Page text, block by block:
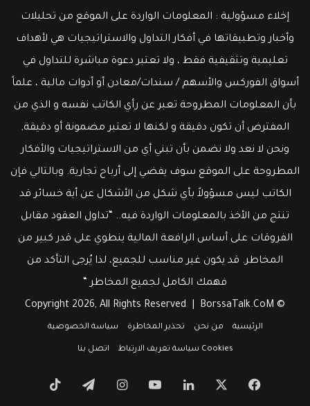
عملإخلاء مسؤولية : المعلومات الواردة على الموقع من تحليلات
وأخبار وتطبيقاتها في أفكار التداول والاستراتيجيات هي لأهداف
تعليمية وتثقيفية فقط ، ولا تعتبر دعوة مباشرة للتداول في
أسواق الفوركس والأسهم / سندات/معادن أو أدوات مالية ، علماً
بأن المعلومات المطروحة تعبر عن رأي الكاتب نفسه و الذي من
المفترض أن تكون دقيقة و لكنها لا تعتبر مضمونة أو دقيقة,
ونحن لا نعد ولا نضمن بأن تبني أي من الاستراتيجيات والأفكار
المطروحة على الموقع سوف يفضي إلى أرباح تجارية. وبالتالي فإن
الكاتب ليس مسؤولاً بأي شكل من الأشكال عن أية خسائر قد
تنتج من الأخذ بالمعلومات الواردة فيه.. “تداول العقود مقابل
الفروقات على أساس الرافعة المالية ينطوي على قدر كبير من
المخاطر. قد يكون غير مناسب للجميع، لذا يُرجى التأكد من
فهمك الكامل لجميع المخاطر “
© Copyright 2026, All Rights Reserved |
BorssaTalk.CoM
الرئيسية من نحن تحذير المخاطرة سياسة الخصوصية
Cookies سياسة تعريف الارتباط اتصل بنا
فيسبوك لينكدإن ‫YouTubeانستقرامتيلقرام